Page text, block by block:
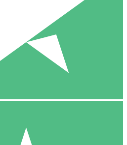
Nedladdningar
10 00
Nedladdningar